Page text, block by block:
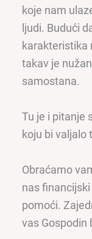
koje nam
ljudi. Budući
karakteristika
takav je
samostana.
Tu je i pitanje
koju bi valjalo
Obraćamo
nas
pomoći.
vas Gospodin